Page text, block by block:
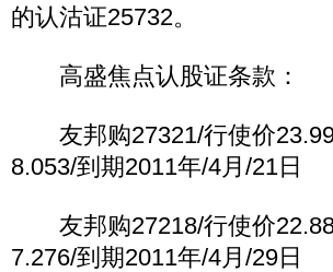
的认沽证25732。
高盛焦点认股证条款：
友邦购27321/行使价23.99
8.053/到期2011年/4月/21日
友邦购27218/行使价22.88
7.276/到期2011年/4月/29日